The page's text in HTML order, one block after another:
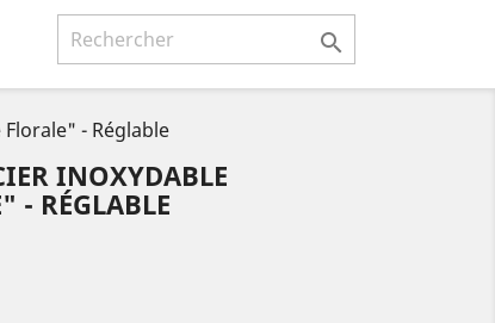

- Réglable
INOXYDABLE
- RÉGLABLE